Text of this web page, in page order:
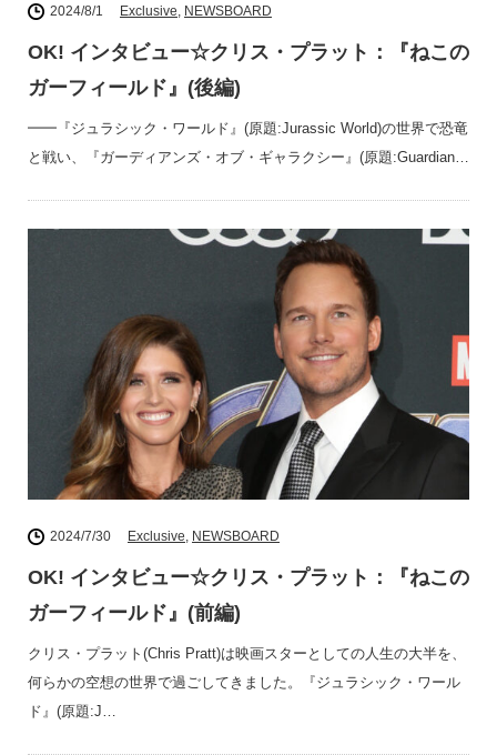
2024/8/1 Exclusive, NEWSBOARD
OK! インタビュー☆クリス・プラット：『ねこの
ガーフィールド』(後編)
━━『ジュラシック・ワールド』(原題:Jurassic World)の世界で恐竜
と戦い、『ガーディアンズ・オブ・ギャラクシー』(原題:Guardian…
2024/7/30 Exclusive, NEWSBOARD
OK! インタビュー☆クリス・プラット：『ねこの
ガーフィールド』(前編)
クリス・プラット(Chris Pratt)は映画スターとしての人生の大半を、
何らかの空想の世界で過ごしてきました。『ジュラシック・ワール
ド』(原題:J…